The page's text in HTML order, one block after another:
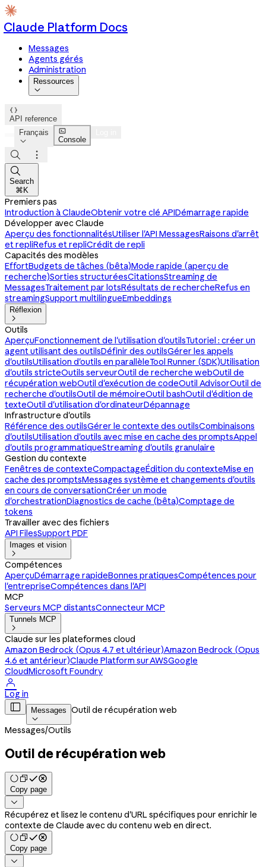
Claude Platform Docs
Messages
Agents gérés
Administration
Ressources


API reference
Français


Console



Search
⌘K
Premiers pas
Introduction à ClaudeObtenir votre clé APIDémarrage rapide
Développer avec Claude
Aperçu des fonctionnalitésUtiliser l'API MessagesRaisons d'arrêt
et repliRefus et repliCrédit de repli
Capacités des modèles
EffortBudgets de tâches (bêta)Mode rapide (aperçu de
recherche)Sorties structuréesCitationsStreaming de
MessagesTraitement par lotsRésultats de rechercheRefus en
streamingSupport multilingueEmbeddings
Réflexion

Outils
AperçuFonctionnement de l'utilisation d'outilsTutoriel : créer un
agent utilisant des outilsDéfinir des outilsGérer les appels
d'outilsUtilisation d'outils en parallèleTool Runner (SDK)Utilisation
d'outils stricteOutils serveurOutil de recherche webOutil de
récupération webOutil d'exécution de codeOutil AdvisorOutil de
recherche d'outilsOutil de mémoireOutil bashOutil d'édition de
texteOutil d'utilisation d'ordinateurDépannage
Infrastructure d'outils
Référence des outilsGérer le contexte des outilsCombinaisons
d'outilsUtilisation d'outils avec mise en cache des promptsAppel
d'outils programmatiqueStreaming d'outils granulaire
Gestion du contexte
Fenêtres de contexteCompactageÉdition du contexteMise en
cache des promptsMessages système et changements d'outils
en cours de conversationCréer un mode
d'orchestrationDiagnostics de cache (bêta)Comptage de
tokens
Travailler avec des fichiers
API FilesSupport PDF
Images et vision

Compétences
AperçuDémarrage rapideBonnes pratiquesCompétences pour
l'entrepriseCompétences dans l'API
MCP
Serveurs MCP distantsConnecteur MCP
Tunnels MCP

Claude sur les plateformes cloud
Amazon Bedrock (Opus 4.7 et ultérieur)Amazon Bedrock (Opus
4.6 et antérieur)Claude Platform sur AWSGoogle
CloudMicrosoft Foundry

Log in
 Messages

Outil de récupération web
Messages/Outils
Outil de récupération web
Copy page

Récupérez et lisez le contenu d'URL spécifiques pour enrichir le
contexte de Claude avec du contenu web en direct.
Copy page
